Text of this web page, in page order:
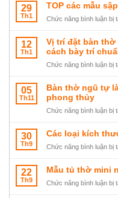
29
Th1
TOP các mẫu
Chức năng bình luận bị
12
Th1
Vị trí đặt bàn thờ
cách bày trí
Chức năng bình luận bị
05
Th11
Bàn thờ ngũ tự
phong thủy
Chức năng bình luận bị
30
Th9
Các loại kích
Chức năng bình luận bị
22
Th9
Mẫu tủ thờ mini
Chức năng bình luận bị